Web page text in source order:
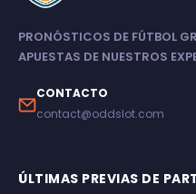
PRONÓSTICOS DE FÚTBOL
APUESTAS DE NUESTROS
CONTACTO
contact@oddslot.com
ÚLTIMAS PREVIAS DE